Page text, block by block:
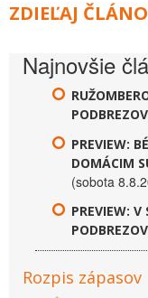
ZDIEĽAJ
Najnovšie
PREVIEW:
DOMÁCIM
(sobota
PREVIEW:
Rozpis zápasov